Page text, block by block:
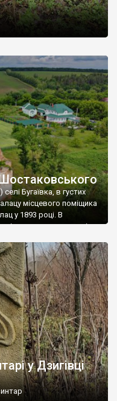
Шостаковського
Бугаївка, в густих
місцевого поміщика
у 1893 році. В
містилася школа, потім
лікарню. Коли із
[…]
у Дзигівці